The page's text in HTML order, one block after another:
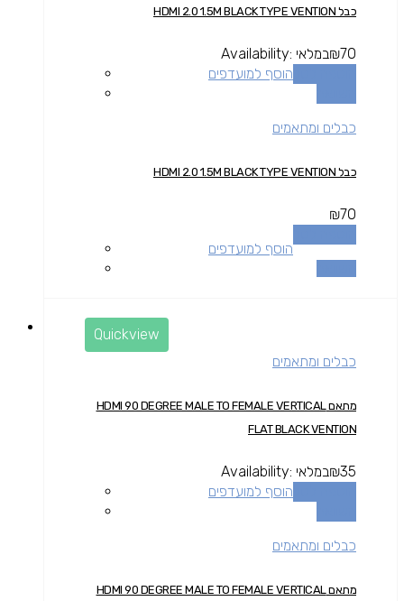
כבל HDMI 2.0 1.5M BLACK TYPE VENTION
₪70
Availability: במלאי
הוסף למועדפים
כבלים ומתאמים
כבל HDMI 2.0 1.5M BLACK TYPE VENTION
₪70
הוסף למועדפים
Quickview
כבלים ומתאמים
מתאם HDMI 90 DEGREE MALE TO FEMALE VERTICAL
FLAT BLACK VENTION
₪35
Availability: במלאי
הוסף למועדפים
כבלים ומתאמים
מתאם HDMI 90 DEGREE MALE TO FEMALE VERTICAL